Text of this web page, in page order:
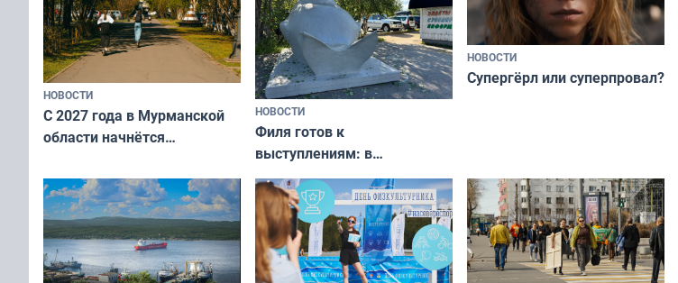
НОВОСТИ
С 2027 года в Мурманской
области начнётся
подростков от ВПЧ
НОВОСТИ
Филя готов к
выступлениям: в
мурманском океанариуме
рассказали о состоянии
тюленей
НОВОСТИ
Супергёрл или суперпровал?